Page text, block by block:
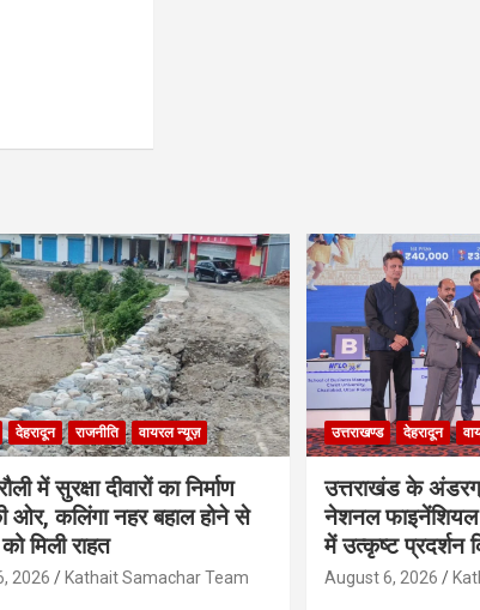
देहरादून राजनीति वायरल न्यूज़
में सुरक्षा दीवारों का निर्माण
ओर, कलिंगा नहर बहाल होने से
मिली राहत
2026 Kathait Samachar Team
उत्तराखण्ड देहरादून
उत्तराखंड के
नेशनल फाइनेंशियल
में उत्कृष्ट प्रदर्शन
August 6, 2026